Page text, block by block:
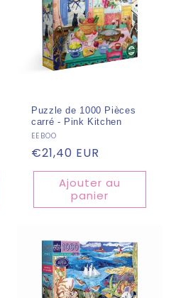
Puzzle de 1000 Pièces
carré - Pink Kitchen
Fournisseur :
EEBOO
Prix
habituel
€21,40 EUR
Ajouter au
panier